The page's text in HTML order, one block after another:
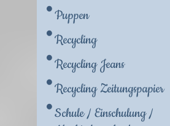
Puppen
Recycling
Recycling Jeans
Recycling Zeitungspapier
Schule / Einschulung /